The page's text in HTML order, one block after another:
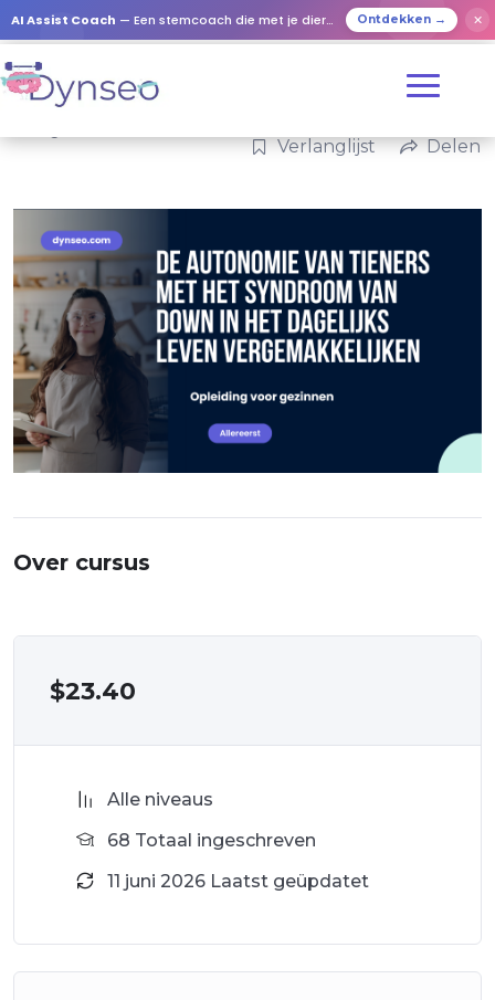
AI Assist Coach — Een stemcoach die met je dierbaren speelt Ontdekken → ✕
Verlanglijst Delen
Over cursus
$23.40
Alle niveaus
68 Totaal ingeschreven
11 juni 2026 Laatst geüpdatet